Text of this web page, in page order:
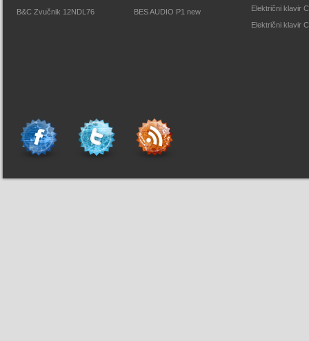
B&C Zvučnik 12NDL76
BES AUDIO P1 new
Električni klavir
Električni klavir